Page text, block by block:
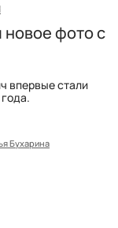
фото с
впервые стали
Бухарина